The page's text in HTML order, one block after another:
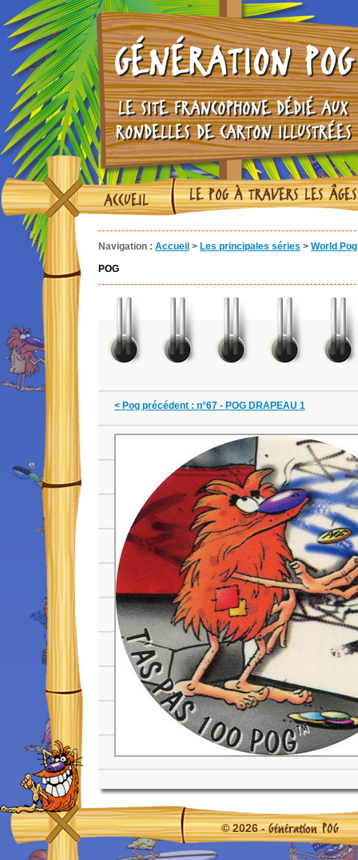
GÉNÉRATION POG
LE SITE FRANCOPHONE DÉDIÉ AUX
RONDELLES DE CARTON ILLUSTRÉES
ACCUEIL LE POG À TRAVERS LES ÂGES
Navigation : Accueil > Les principales séries > World
POG
< Pog précédent : n°67 - POG DRAPEAU 1
© 2026 -Génération POG